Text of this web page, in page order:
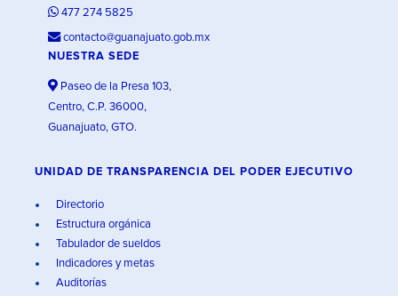
477 274 5825
contacto@guanajuato.gob.mx
NUESTRA SEDE
Paseo de la Presa 103,
Centro, C.P. 36000,
Guanajuato, GTO.
UNIDAD DE TRANSPARENCIA DEL PODER EJECUTIVO
Directorio
Estructura orgánica
Tabulador de sueldos
Indicadores y metas
Auditorías